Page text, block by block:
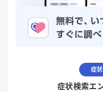
症
症状検索エ